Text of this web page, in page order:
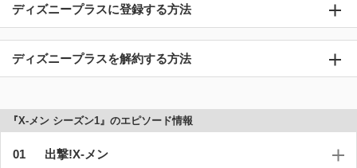
ディズニープラスに登録する方法
ディズニープラスを解約する方法
『X-メン シーズン1』のエピソード情報
出撃!X-メン